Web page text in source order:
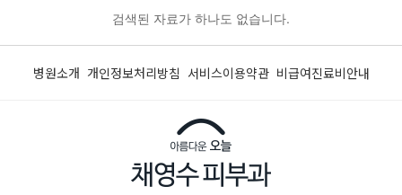
검색된 자료가 하나도 없습니다.
병원소개 개인정보처리방침 서비스이용약관 비급여진료비안내